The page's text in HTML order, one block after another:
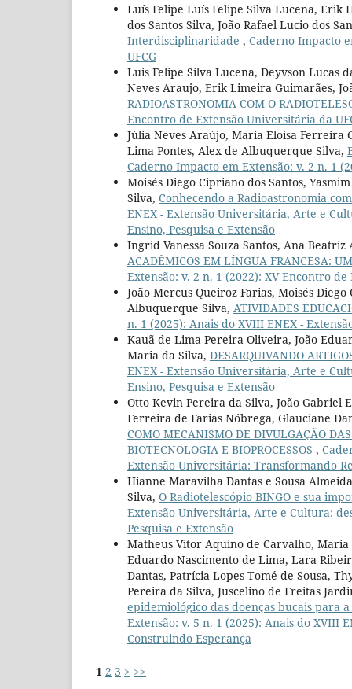
Luís Felipe Luís Felipe Silva Lucena, Erik
dos Santos Silva, João Rafael Lucio dos
Interdisciplinaridade , Caderno Impacto
UFCG
Luis Felipe Silva Lucena, Deyvson Lucas
Neves Araujo, Erik Limeira Guimarães,
RADIOASTRONOMIA COM O
Encontro de Extensão Universitária da
Júlia Neves Araújo, Maria Eloísa Ferreira
Lima Pontes, Alex de Albuquerque Silva,
Caderno Impacto em Extensão: v. 2 n. 1
Moisés Diego Cipriano dos Santos,
Silva, Conhecendo a Radioastronomia
ENEX - Extensão Universitária, Arte e
Ensino, Pesquisa e Extensão
Ingrid Vanessa Souza Santos, Ana
ACADÊMICOS EM LÍNGUA FRANCESA:
Extensão: v. 2 n. 1 (2022): XV Encontro
João Mercus Queiroz Farias, Moisés
Albuquerque Silva, ATIVIDADES
n. 1 (2025): Anais do XVIII ENEX -
Kauã de Lima Pereira Oliveira, João
Maria da Silva, DESARQUIVANDO
ENEX - Extensão Universitária, Arte e
Ensino, Pesquisa e Extensão
Otto Kevin Pereira da Silva, João Gabriel
Ferreira de Farias Nóbrega, Glauciane
COMO MECANISMO DE DIVULGAÇÃO
BIOTECNOLOGIA E BIOPROCESSOS ,
Extensão Universitária: Transformando
Hianne Maravilha Dantas e Sousa
Silva, O Radiotelescópio BINGO e sua
Extensão Universitária, Arte e Cultura:
Pesquisa e Extensão
Matheus Vitor Aquino de Carvalho,
Eduardo Nascimento de Lima, Lara
Dantas, Patrícia Lopes Tomé de Sousa,
Pereira da Silva, Juscelino de Freitas
epidemiológico das doenças bucais para
Extensão: v. 5 n. 1 (2025): Anais do XVIII
Construindo Esperança
1 2 3 > >>